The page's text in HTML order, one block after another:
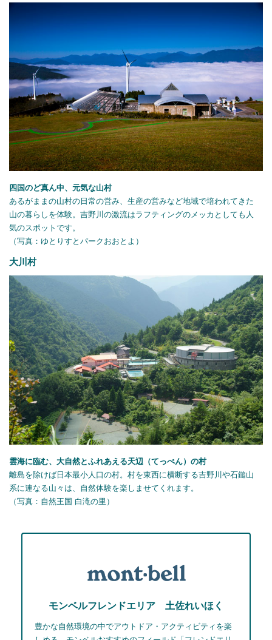
四国のど真ん中、元気な山村
あるがままの山村の日常の営み、生産の営みなど地域で培われてきた
山の暮らしを体験。吉野川の激流はラフティングのメッカとしても人
気のスポットです。
（写真：ゆとりすとパークおおとよ）
大川村
雲海に臨む、大自然とふれあえる天辺（てっぺん）の村
離島を除けば日本最小人口の村。村を東西に横断する吉野川や石鎚山
系に連なる山々は、自然体験を楽しませてくれます。
（写真：自然王国 白滝の里）
モンベルフレンドエリア 土佐れいほく
豊かな自然環境の中でアウトドア・アクティビティを楽